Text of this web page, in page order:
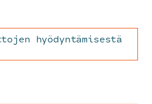
hyödyntämisestä